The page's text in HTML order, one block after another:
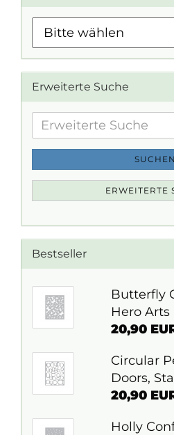
Erweiterte Suche
Erweiterte
Suche
SUCHEN
ERWEITERTE
Bestseller
Butterfly
Hero Arts
20,90
Circular
Doors,
20,90
Holly